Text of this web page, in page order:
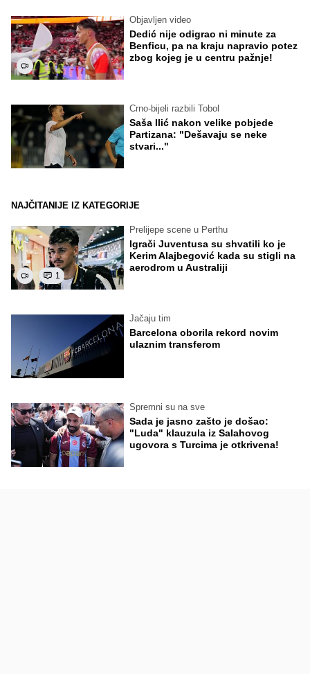
Objavljen video
Dedić nije odigrao ni minute za
Benficu, pa na kraju napravio potez
zbog kojeg je u centru pažnje!
Crno-bijeli razbili Tobol
Saša Ilić nakon velike pobjede
Partizana: "Dešavaju se neke
stvari..."
NAJČITANIJE IZ KATEGORIJE
1
Prelijepe scene u Perthu
Igrači Juventusa su shvatili ko je
Kerim Alajbegović kada su stigli na
aerodrom u Australiji
Jačaju tim
Barcelona oborila rekord novim
ulaznim transferom
Spremni su na sve
Sada je jasno zašto je došao:
"Luda" klauzula iz Salahovog
ugovora s Turcima je otkrivena!